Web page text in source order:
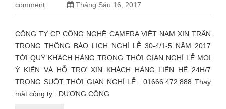
comment
Tháng Sáu 16, 2017
CÔNG TY CP CÔNG NGHỆ CAMERA VIỆT NAM XIN TRÂN
TRONG THÔNG BÁO LỊCH NGHỈ LỄ 30-4/1-5 NĂM 2017
TỚI QUÝ KHÁCH HÀNG TRONG THỜI GIAN NGHỈ LỄ MỌI
Ý KIẾN VÀ HỖ TRỢ XIN KHÁCH HÀNG LIÊN HỆ 24H/7
TRONG SUỐT THỜI GIAN NGHỈ LỄ : 01666.472.888 Thay
mặt công ty : DƯƠNG CÔNG